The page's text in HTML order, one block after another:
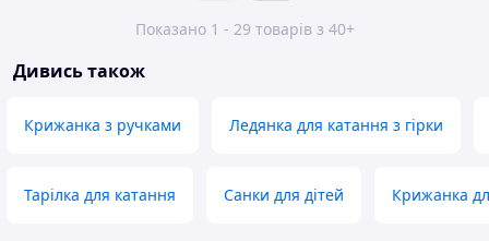
Показано 1 - 29 товарів з 40+
Дивись також
Крижанка з ручками Ледянка для катання з гірки
Тарілка для катання Санки для дітей Крижанка